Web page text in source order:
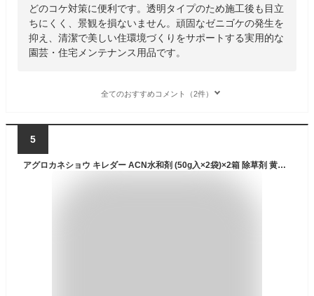
どのコケ対策に便利です。透明タイプのため施工後も目立
ちにくく、景観を損ないません。頑固なゼニゴケの発生を
抑え、清潔で美しい住環境づくりをサポートする実用的な
園芸・住宅メンテナンス用品です。
全てのおすすめコメント（2件）
5
アグロカネショウ キレダー ACN水和剤 (50g入×2袋)×2箱 除草剤 黄赤色